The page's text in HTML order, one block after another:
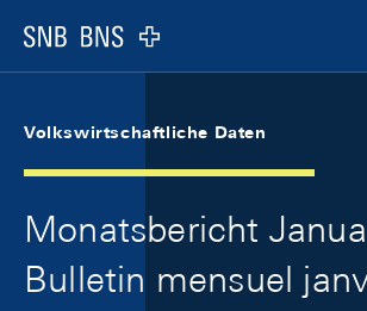
Logo
Volkswirtschaftliche Daten
Monatsbericht
Bulletin mensuel